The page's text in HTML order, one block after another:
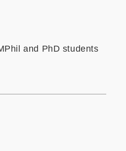
and PhD students